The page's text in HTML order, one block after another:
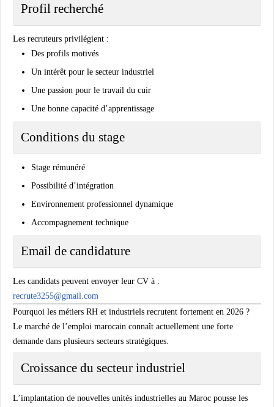
Profil recherché
Les recruteurs privilégient :
Des profils motivés
Un intérêt pour le secteur industriel
Une passion pour le travail du cuir
Une bonne capacité d’apprentissage
Conditions du stage
Stage rémunéré
Possibilité d’intégration
Environnement professionnel dynamique
Accompagnement technique
Email de candidature
Les candidats peuvent envoyer leur CV à :
recrute3255@gmail.com
Pourquoi les métiers RH et industriels recrutent fortement en 2026 ?
Le marché de l’emploi marocain connaît actuellement une forte
demande dans plusieurs secteurs stratégiques.
Croissance du secteur industriel
L’implantation de nouvelles unités industrielles au Maroc pousse les